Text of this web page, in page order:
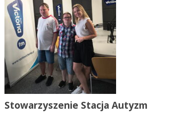
Stowarzyszenie Stacja Autyzm